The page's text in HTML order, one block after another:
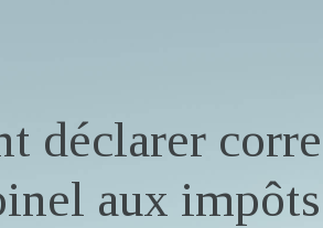
déclarer
aux